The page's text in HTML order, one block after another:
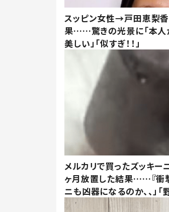
スッピン女性→戸田恵梨
果……驚きの光景に「本人
美しい」「似すぎ！！」
メルカリで買ったズッキ
ヶ月放置した結果……『衝
ニも凶器になるのか、、」「